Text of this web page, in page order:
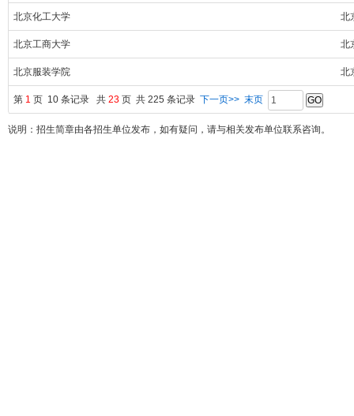
北京化工大学 北
北京工商大学 北
北京服装学院 北
第 1 页 10 条记录 共 23 页 共 225 条记录 下一页>> 末页
说明：招生简章由各招生单位发布，如有疑问，请与相关发布单位联系咨询。